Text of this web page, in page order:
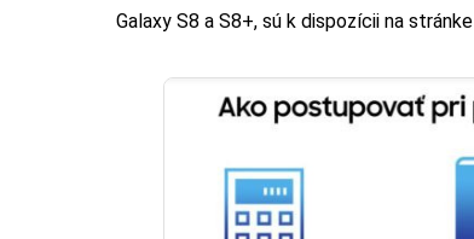
Galaxy S8 a S8+, sú k dispozícii na stránke